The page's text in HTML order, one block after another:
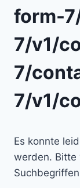
form-
7/v1/
7/
7/v1/
Es konnte
werden. Bitte